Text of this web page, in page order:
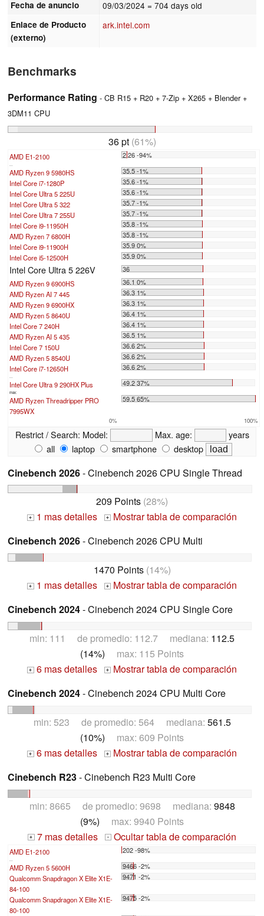
Fecha de anuncio 09/03/2024 = 704 days old
Enlace de Producto
(externo)
ark.intel.com
Benchmarks
Performance Rating - CB R15 + R20 + 7-Zip + X265 + Blender +
3DM11 CPU
36 pt(61%)
AMD E1-2100 2.26 -94%
AMD Ryzen 9 5980HS
35.5 -1%
Intel Core i7-1280P
35.6 -1%
Intel Core Ultra 5 225U
35.6 -1%
Intel Core Ultra 5 322
35.7 -1%
Intel Core Ultra 7 255U
35.7 -1%
Intel Core i9-11950H
35.8 -1%
AMD Ryzen 7 6800H
35.8 -1%
Intel Core i9-11900H
35.9 0%
Intel Core i5-12500H
35.9 0%
Intel Core Ultra 5 226V
36
AMD Ryzen 9 6900HS
36.1 0%
AMD Ryzen AI 7 445
36.3 1%
AMD Ryzen 9 6900HX
36.3 1%
AMD Ryzen 5 8640U
36.4 1%
Intel Core 7 240H
36.4 1%
AMD Ryzen AI 5 435
36.5 1%
Intel Core 7 150U
36.6 2%
AMD Ryzen 5 8540U
36.6 2%
Intel Core i7-12650H
36.6 2%
Intel Core Ultra 9 290HX Plus 49.2 37%
max:
AMD Ryzen Threadripper PRO
7995WX
59.5 65%
0% 100%
Restrict / Search: Model: Max. age:
years
all
laptop smartphone desktop
Cinebench 2026- Cinebench 2026 CPU Single Thread
209 Points (28%)
+ 1 mas detalles +
Mostrar tabla de comparación
Cinebench 2026- Cinebench 2026 CPU Multi
1470 Points(14%)
+ 1 mas detalles +
Mostrar tabla de comparación
Cinebench 2024- Cinebench 2024 CPU Single Core
min: 111 de promedio: 112.7 mediana: 112.5
(14%) max: 115 Points
+ 6 mas detalles +
Mostrar tabla de comparación
Cinebench 2024- Cinebench 2024 CPU Multi Core
min: 523 de promedio: 564 mediana: 561.5
(10%) max: 609 Points
+ 6 mas detalles +
Mostrar tabla de comparación
Cinebench R23- Cinebench R23 Multi Core
min: 8665 de promedio: 9698 mediana: 9848
(9%) max: 9940 Points
+ 7 mas detalles - Ocultar tabla de comparación
AMD E1-2100 202 -98%
AMD Ryzen 5 5600H
9466 -2%
Qualcomm Snapdragon X Elite X1E-
84-100
9471 -2%
Qualcomm Snapdragon X Elite X1E-
80-100
9475 -2%